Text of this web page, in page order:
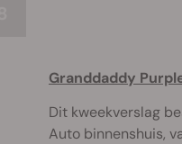
Granddaddy
Dit kweekverslag
Auto binnenshuis,